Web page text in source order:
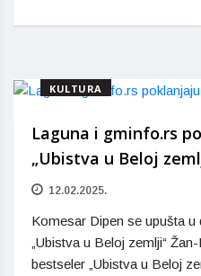
KULTURA
Laguna i gminfo.rs
„Ubistva u Beloj
12.02.2025.
Komesar Dipen se upušta u
„Ubistva u Beloj zemlji“
bestseler „Ubistva u Beloj